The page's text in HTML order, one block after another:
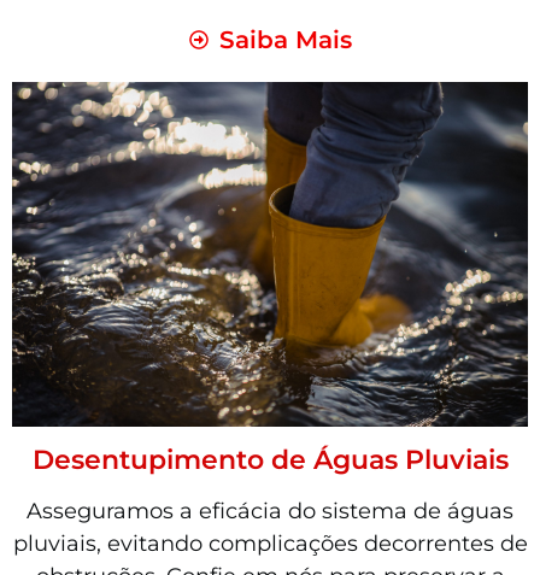
Saiba Mais
Desentupimento de Águas Pluviais
Asseguramos a eficácia do sistema de águas
pluviais, evitando complicações decorrentes de